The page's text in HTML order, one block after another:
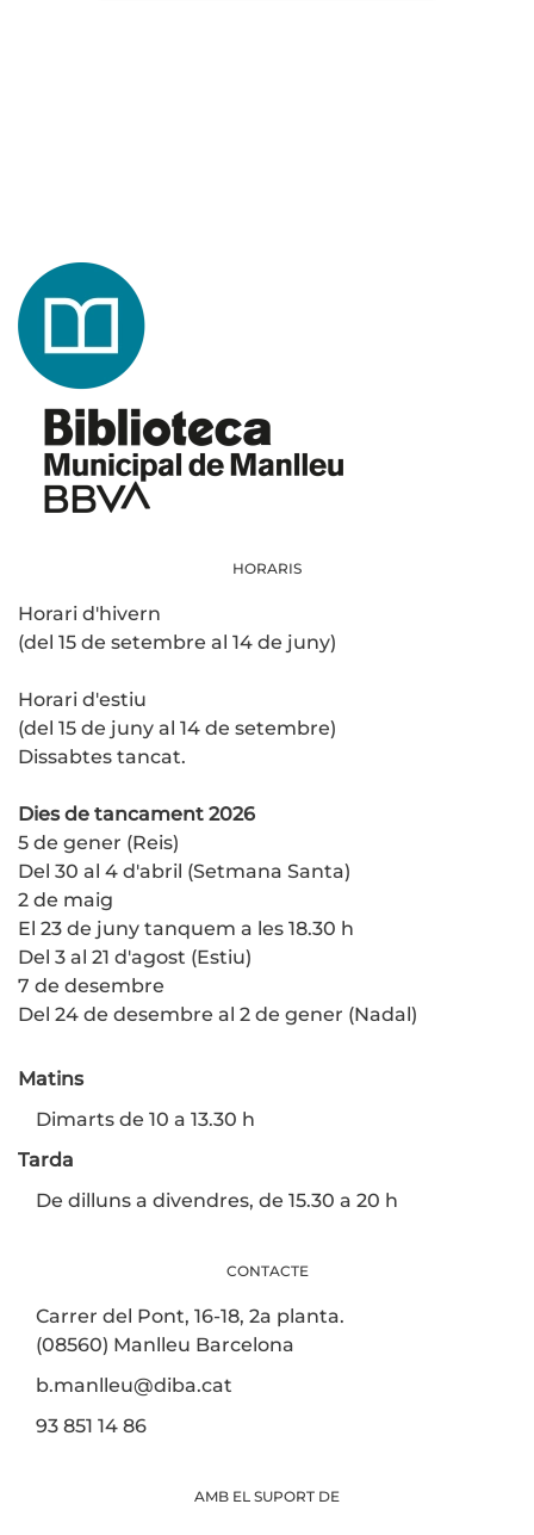
HORARIS
Horari d'hivern
(del 15 de setembre al 14 de juny)
Horari d'estiu
(del 15 de juny al 14 de setembre)
Dissabtes tancat.
Dies de tancament 2026
5 de gener (Reis)
Del 30 al 4 d'abril (Setmana Santa)
2 de maig
El 23 de juny tanquem a les 18.30 h
Del 3 al 21 d'agost (Estiu)
7 de desembre
Del 24 de desembre al 2 de gener (Nadal)
Matins
Dimarts de 10 a 13.30 h
Tarda
De dilluns a divendres, de 15.30 a 20 h
CONTACTE
Carrer del Pont, 16-18, 2a planta.
(08560) Manlleu Barcelona
b.manlleu@diba.cat
93 851 14 86
AMB EL SUPORT DE